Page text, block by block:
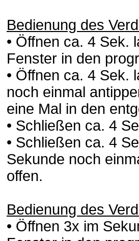
Bedienung des
• Öffnen ca. 4 Sek.
Fenster in den
• Öffnen ca. 4 Sek.
noch einmal
eine Mal in den
• Schließen ca. 4
• Schließen ca. 4
Sekunde noch
offen.
Bedienung des
• Öffnen 3x im